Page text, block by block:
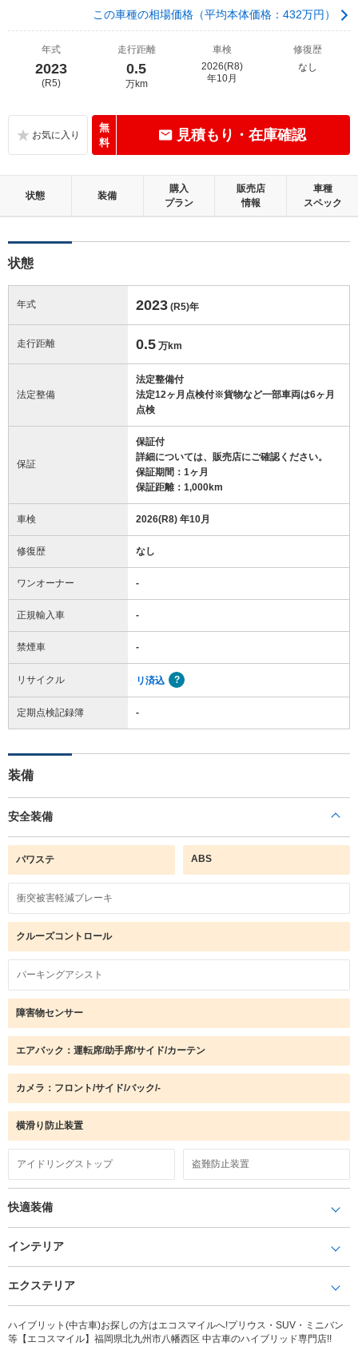
この車種の相場価格（平均本体価格：432万円）
年式
2023
(R5)
走行距離
0.5
万km
車検
2026(R8)
年10月
修復歴
なし
無
料
見積もり・在庫確認
状態 装備
購入
プラン
販売店
情報
車種
スペック
状態
年式 2023 (R5)年
走行距離 0.5 万km
法定整備
法定整備付
法定12ヶ月点検付※貨物など一部車両は6ヶ月
点検
保証
保証付
詳細については、販売店にご確認ください。
保証期間：1ヶ月
保証距離：1,000km
車検 2026(R8) 年10月
修復歴 なし
ワンオーナー -
正規輸入車 -
禁煙車 -
リサイクル リ済込
定期点検記録簿 -
装備
安全装備
パワステ ABS
衝突被害軽減ブレーキ
クルーズコントロール
パーキングアシスト
障害物センサー
エアバック：運転席/助手席/サイド/カーテン
カメラ：フロント/サイド/バック/-
横滑り防止装置
アイドリングストップ 盗難防止装置
快適装備
インテリア
エクステリア
ハイブリット(中古車)お探しの方はエコスマイルへ!プリウス・SUV・ミニバン
等【エコスマイル】福岡県北九州市八幡西区 中古車のハイブリッド専門店!!